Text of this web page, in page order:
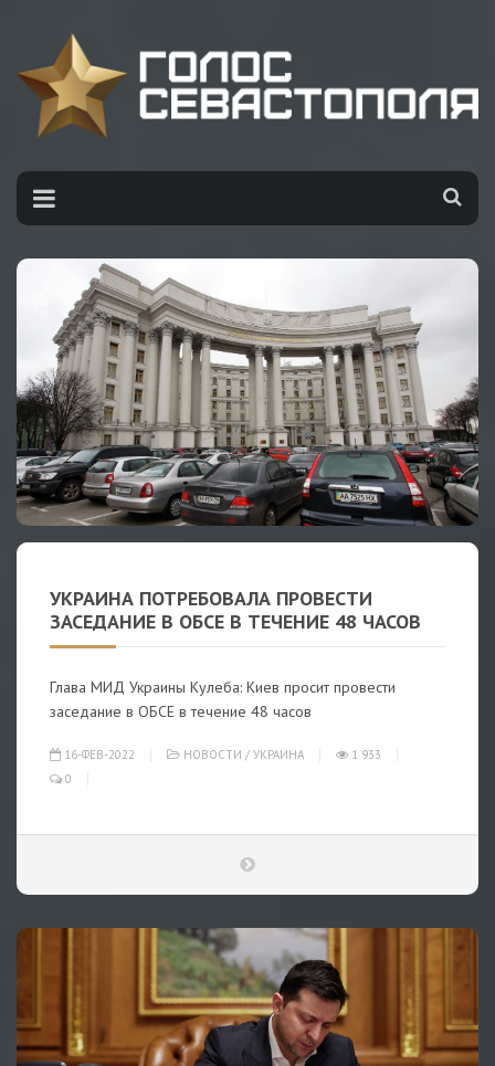
УКРАИНА ПОТРЕБОВАЛА ПРОВЕСТИ
ЗАСЕДАНИЕ В ОБСЕ В ТЕЧЕНИЕ 48 ЧАСОВ
Глава МИД Украины Кулеба: Киев просит провести
заседание в ОБСЕ в течение 48 часов
16-ФЕВ-2022 НОВОСТИ / УКРАИНА
1 933
0